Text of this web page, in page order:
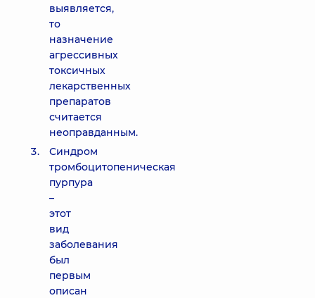
выявляется,
то
назначение
агрессивных
токсичных
лекарственных
препаратов
считается
неоправданным.
Синдром
тромбоцитопеническая
пурпура
–
этот
вид
заболевания
был
первым
описан